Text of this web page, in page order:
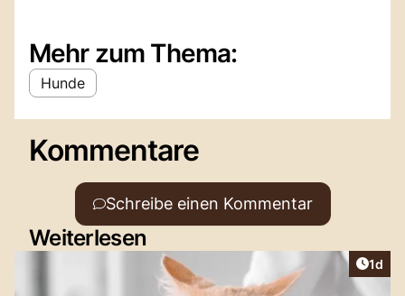
Mehr zum Thema:
Hunde
Kommentare
Schreibe einen Kommentar
Weiterlesen
1d